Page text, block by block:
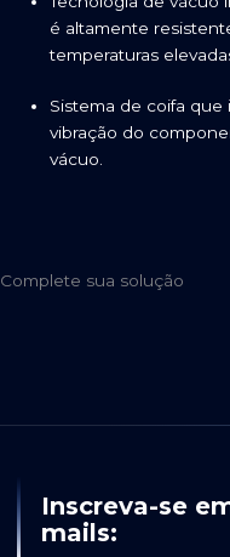
é altamente
temperaturas
Sistema de coifa que
vibração do
vácuo.
Complete sua solução
Inscreva-se
mails: